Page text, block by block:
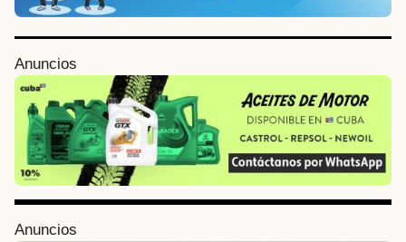
Anuncios
Anuncios
P
o
P
a
g
i